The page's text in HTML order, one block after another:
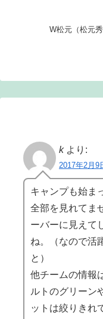
W松元（松元
k より:
2017年2月9
キャンプも始ま
全部を見れてま
ーバーに見えて
ね。（なので活
と）
他チームの情報
ルトのグリーン
ットは絞りきれ